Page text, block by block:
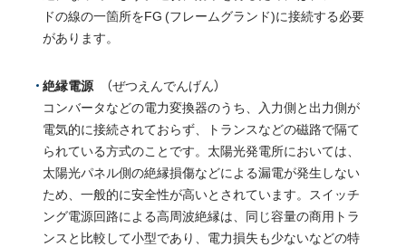
ドの線の一箇所をFG (フレームグランド)に接続する必要
があります。
絶縁電源 （ぜつえんでんげん）
コンバータなどの電力変換器のうち、入力側と出力側が
電気的に接続されておらず、トランスなどの磁路で隔て
られている方式のことです。太陽光発電所においては、
太陽光パネル側の絶縁損傷などによる漏電が発生しない
ため、一般的に安全性が高いとされています。スイッチ
ング電源回路による高周波絶縁は、同じ容量の商用トラ
ンスと比較して小型であり、電力損失も少ないなどの特